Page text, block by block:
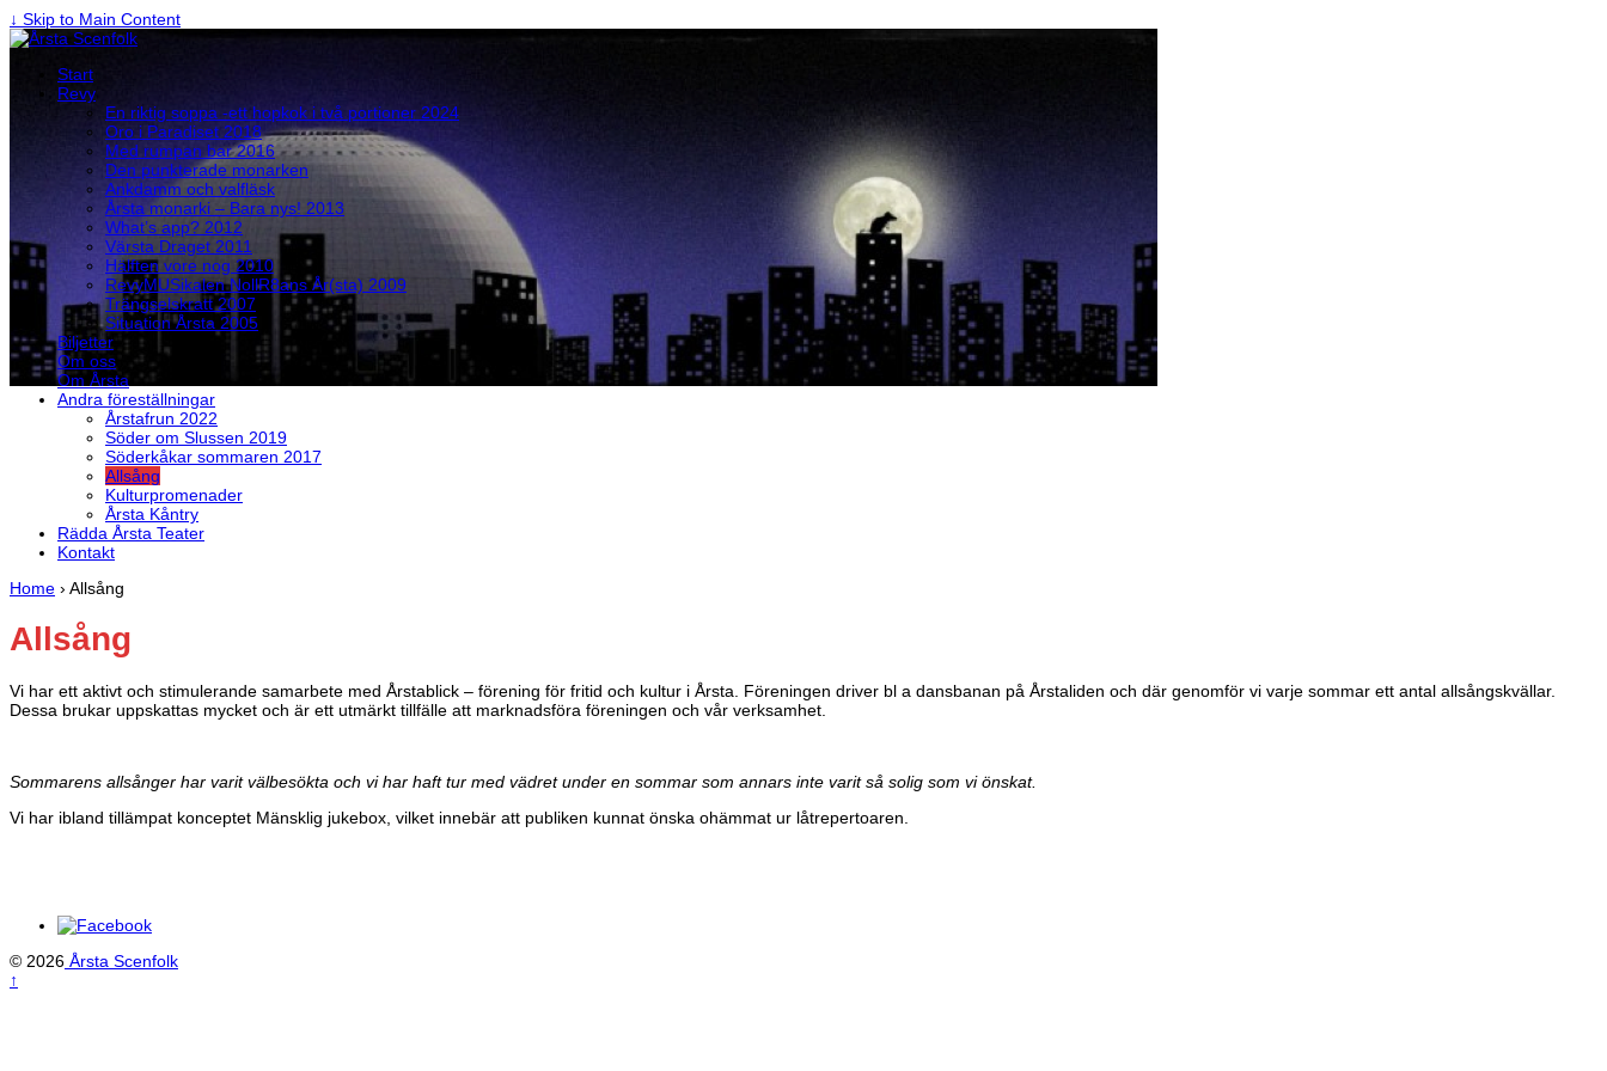
↓ Skip to Main Content
Start
Revy
En riktig soppa -ett hopkok i två portioner 2024
Oro i Paradiset 2018
Med rumpan bar 2016
Den punkterade monarken
Ankdamm och valfläsk
Årsta monarki – Bara nys! 2013
What’s app? 2012
Värsta Draget 2011
Hälften vore nog 2010
RevyMUSikalen NollR8ans År(sta) 2009
Trängselskratt 2007
Situation Årsta 2005
Biljetter
Om oss
Om Årsta
Andra föreställningar
Årstafrun 2022
Söder om Slussen 2019
Söderkåkar sommaren 2017
Allsång
Kulturpromenader
Årsta Kåntry
Rädda Årsta Teater
Kontakt
Home › Allsång
Allsång
Vi har ett aktivt och stimulerande samarbete med Årstablick – förening för fritid och kultur i Årsta. Föreningen driver bl a dansbanan på Årstaliden och där genomför vi varje sommar ett antal allsångskvällar.
Dessa brukar uppskattas mycket och är ett utmärkt tillfälle att marknadsföra föreningen och vår verksamhet.
Sommarens allsånger har varit välbesökta och vi har haft tur med vädret under en sommar som annars inte varit så solig som vi önskat.
Vi har ibland tillämpat konceptet Mänsklig jukebox, vilket innebär att publiken kunnat önska ohämmat ur låtrepertoaren.
© 2026 Årsta Scenfolk
↑